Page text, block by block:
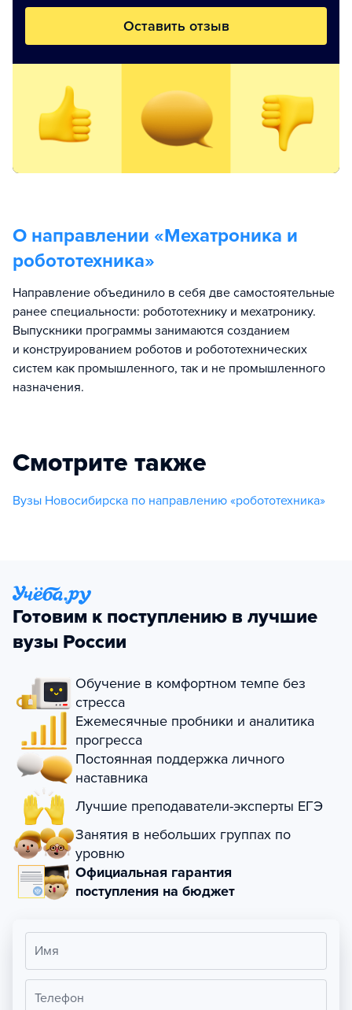
Оставить отзыв
О направлении «Мехатроника и
робототехника»
Направление объединило в себя две самостоятельные
ранее специальности: робототехнику и мехатронику.
Выпускники программы занимаются созданием
и конструированием роботов и робототехнических
систем как промышленного, так и не промышленного
назначения.
Смотрите также
Вузы Новосибирска по направлению «робототехника»
Готовим к поступлению в лучшие
вузы России
Обучение в комфортном темпе без
стресса
Ежемесячные пробники и аналитика
прогресса
Постоянная поддержка личного
наставника
Лучшие преподаватели-эксперты ЕГЭ
Занятия в небольших группах по
уровню
Официальная гарантия
поступления на бюджет
Имя
Телефон